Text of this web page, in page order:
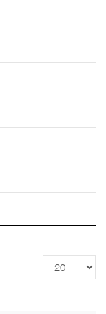
Cantidad
a